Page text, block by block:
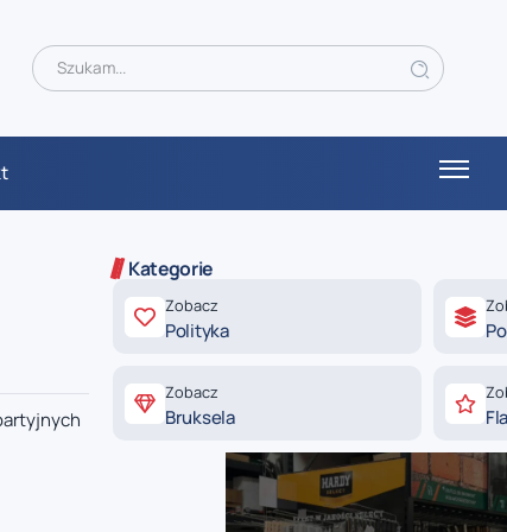
Kategorie
Zobacz
Polityka
Zobacz
Bruksela